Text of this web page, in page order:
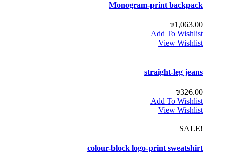
Monogram-print backpack
₪1,063.00
Add To Wishlist
View Wishlist
straight-leg jeans
₪326.00
Add To Wishlist
View Wishlist
!SALE
colour-block logo-print sweatshirt